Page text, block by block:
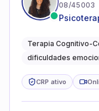
08/45003
Terapia Cognitivo-
dificuldades
CRP ativo